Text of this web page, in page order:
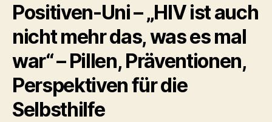
Präventionen,
Perspektiven
für
die
Selbsthilfe
Positiven-Uni – „HIV ist auch
nicht mehr das, was es mal
war“ – Pillen, Präventionen,
Perspektiven für die
Selbsthilfe